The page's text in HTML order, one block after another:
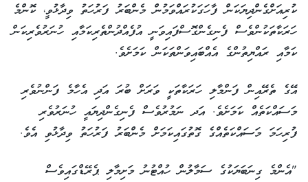
ކުރިއަށްގެންދިޔަކަން ފާހަގަކުރައްވަމުން މެންބަރު ފަރުހަތު ވިދާޅުވީ، ކޮންމެ
ހަރަކާތަކުންވެސް ފެނިގެންގޮސްފައިވަނީ އުފެއްދުންތެރިކަމާއި ހުނަރުވެރިކަން
ކަމާއި ރައްޔިތުންގެ އެއްބައިވަންތަކަން ކަމަށެވެ.
އޭގެ ތެރޭއިން ފަންމާލި ހަރަކާތަކީ ވަރަށް ބުރަ އަދި އެހާމެ ފަންނުވެރި
މަސައްކަތެއް ކަމަށެވެ. އަދ ނަމުރުވެސް ފެނިގެންދިޔައީ ހުނަރުވެރި
ފުރިހަމަ މަސައްކަތެއްގެ ގޮތުގައިކަމަށް މެންބަރު ފަރުހަތު ވިދާޅުވި އެވެ.
"އެންމެ ގިނަބަޔަކުގެ ސަމާލުން ހުއްޓުނު މަށިމާލި ޕެރޭޑްގައިވެސް